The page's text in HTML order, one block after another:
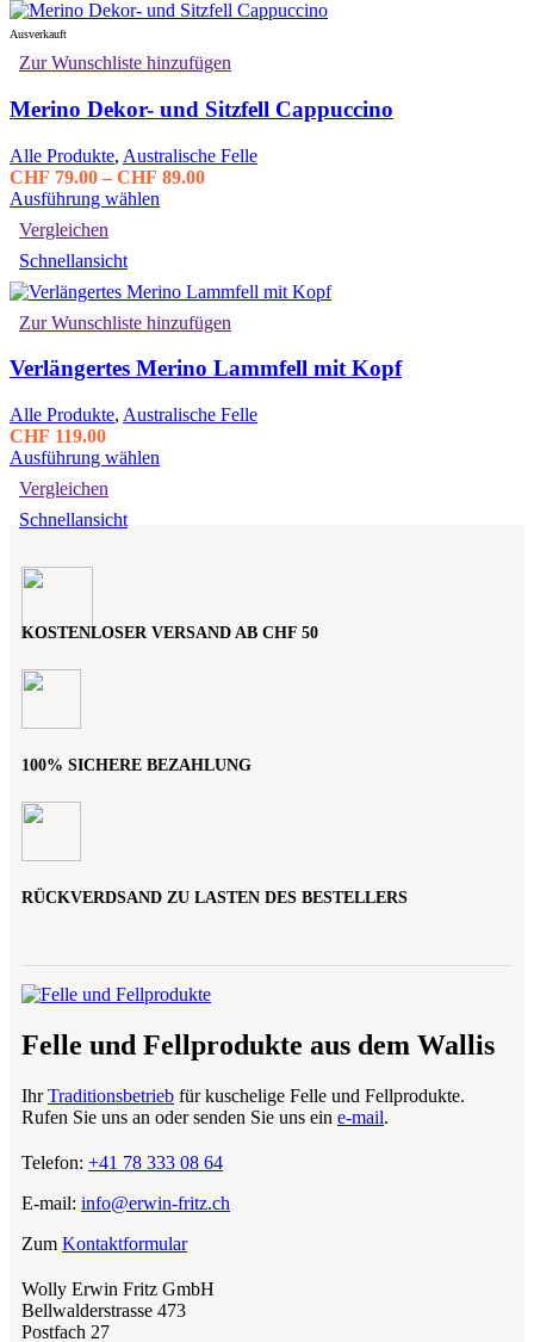
auf.
Optionen
auf
Produktseite
gewählt
Ausverkauft
Zur Wunschliste hinzufügen
Merino Dekor- und Sitzfell Cappuccino
Alle Produkte, Australische Felle
CHF 79.00 – CHF 89.00Preisspanne:
Ausführung wählen
Varianten
auf.
Die
können
der
Vergleichen
Schnellansicht
Zur Wunschliste hinzufügen
Verlängertes Merino Lammfell mit Kopf
Alle Produkte, Australische Felle
CHF 119.00
Ausführung wählen
können
Vergleichen
Schnellansicht
KOSTENLOSER VERSAND AB CHF 50
100% SICHERE BEZAHLUNG
RÜCKVERDSAND ZU LASTEN DES BESTELLERS
Felle und Fellprodukte aus dem Wallis
IhrTraditionsbetrieb für kuschelige Felle und Fellprodukte.
Rufen Sie uns an oder senden Sie uns ein e-mail.
Telefon: +41 78 333 08 64
E-mail: info@erwin-fritz.ch
Zum Kontaktformular
Wolly Erwin Fritz GmbH
Bellwalderstrasse 473
Postfach 27